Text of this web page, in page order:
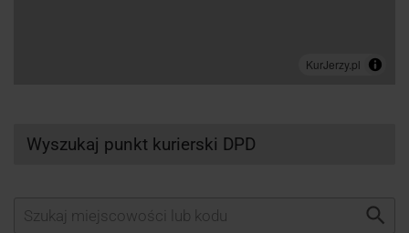
Wyszukaj punkt kurierski DPD